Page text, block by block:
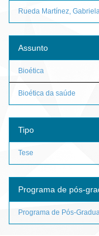
Rueda Martínez, Gabriela
Assunto
Bioética
Bioética da saúde
Tipo
Tese
Programa de pós-
Programa de Pós-